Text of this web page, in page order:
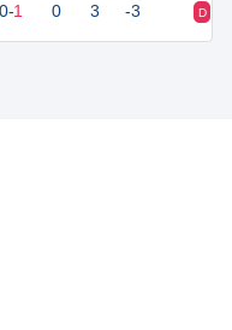
0-1 0 3 -3 D